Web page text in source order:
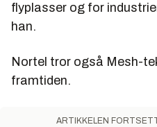
flyplasser og for
han.
Nortel tror også Mesh-
framtiden.
ARTIKKELEN